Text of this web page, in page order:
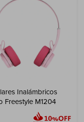
Inalámbricos
Freestyle M1204